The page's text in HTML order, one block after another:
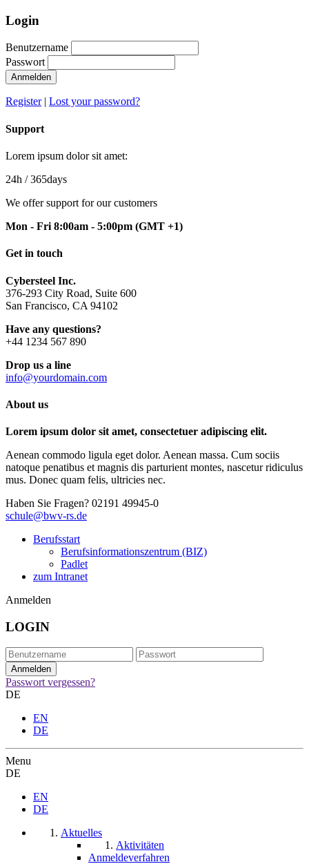
Login
Benutzername
Passwort
Anmelden
Register| Lost your password?
Support
Lorem ipsum dolor sit amet:
24h / 365days
We offer support for our customers
Mon - Fri 8:00am - 5:00pm (GMT +1)
Get in touch
Cybersteel Inc.
376-293 City Road, Suite 600
San Francisco, CA 94102
Have any questions?
+44 1234 567 890
Drop us a line
info@yourdomain.com
About us
Lorem ipsum dolor sit amet, consectetuer adipiscing elit.
Aenean commodo ligula eget dolor. Aenean massa. Cum sociis
natoque penatibus et magnis dis parturient montes, nascetur ridiculus
mus. Donec quam felis, ultricies nec.
Haben Sie Fragen? 02191 49945-0
schule@bwv-rs.de
Berufsstart
Berufsinformationszentrum (BIZ)
Padlet
zum Intranet
Anmelden
LOGIN
Passwort vergessen?
DE
EN
DE
Menu
DE
EN
DE
Aktuelles
Aktivitäten
Anmeldeverfahren